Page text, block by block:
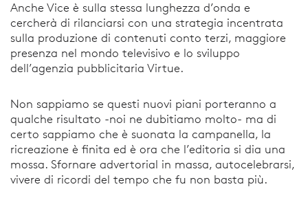
Anche Vice è sulla stessa lunghezza d’onda e
cercherà di rilanciarsi con una strategia incentrata
sulla produzione di contenuti conto terzi, maggiore
presenza nel mondo televisivo e lo sviluppo
dell’agenzia pubblicitaria Virtue.
Non sappiamo se questi nuovi piani porteranno a
qualche risultato -noi ne dubitiamo molto- ma di
certo sappiamo che è suonata la campanella, la
ricreazione è finita ed è ora che l’editoria si dia una
mossa. Sfornare advertorial in massa, autocelebrarsi,
vivere di ricordi del tempo che fu non basta più.